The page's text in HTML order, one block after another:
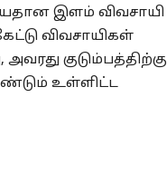
இளம் விவசாயி
விவசாயிகள்
குடும்பத்திற்கு
உள்ளிட்ட